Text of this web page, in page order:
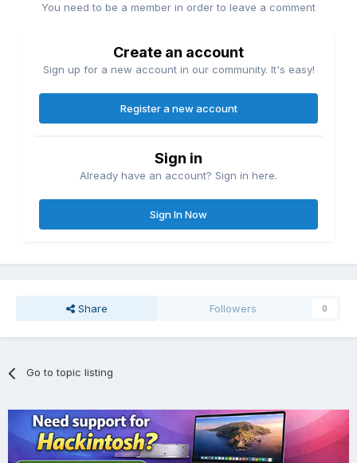
You need to be a member in order to leave a comment
Create an account
Sign up for a new account in our community. It's easy!
Register a new account
Sign in
Already have an account? Sign in here.
Sign In Now
Share Followers 0
Go to topic listing